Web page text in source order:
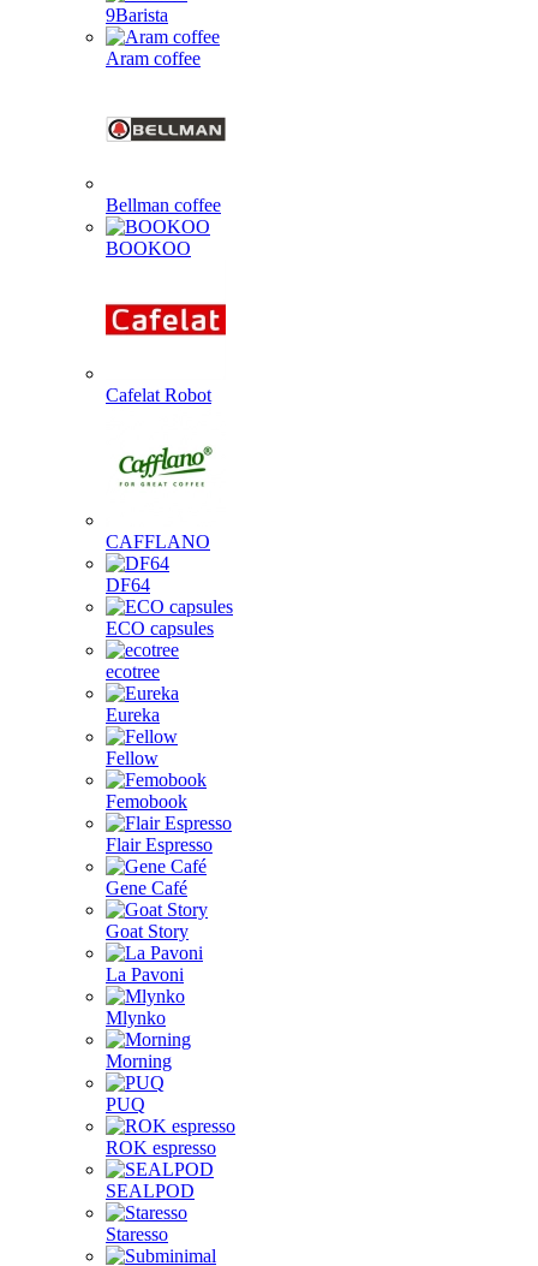
9Barista
Aram coffee
Bellman coffee
BOOKOO
Cafelat Robot
CAFFLANO
DF64
ECO capsules
ecotree
Eureka
Fellow
Femobook
Flair Espresso
Gene Café
Goat Story
La Pavoni
Mlynko
Morning
PUQ
ROK espresso
SEALPOD
Staresso